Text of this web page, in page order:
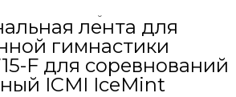
художественной гимнастики
ГИМНАСТИКА ›
лента для
гимнастики
F для соревнований
ICMI IceMint